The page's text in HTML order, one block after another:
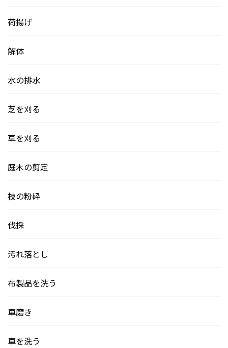
荷揚げ
解体
水の排水
芝を刈る
草を刈る
庭木の剪定
枝の粉砕
伐採
汚れ落とし
布製品を洗う
車磨き
車を洗う